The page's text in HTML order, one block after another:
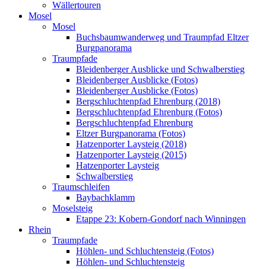
Wällertouren
Mosel
Mosel
Buchsbaumwanderweg und Traumpfad Eltzer
Burgpanorama
Traumpfade
Bleidenberger Ausblicke und Schwalberstieg
Bleidenberger Ausblicke (Fotos)
Bleidenberger Ausblicke (Fotos)
Bergschluchtenpfad Ehrenburg (2018)
Bergschluchtenpfad Ehrenburg (Fotos)
Bergschluchtenpfad Ehrenburg
Eltzer Burgpanorama (Fotos)
Hatzenporter Laysteig (2018)
Hatzenporter Laysteig (2015)
Hatzenporter Laysteig
Schwalberstieg
Traumschleifen
Baybachklamm
Moselsteig
Etappe 23: Kobern-Gondorf nach Winningen
Rhein
Traumpfade
Höhlen- und Schluchtensteig (Fotos)
Höhlen- und Schluchtensteig